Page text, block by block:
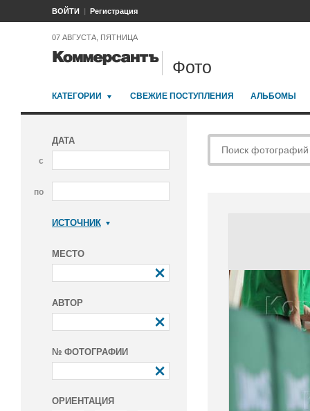
ВОЙТИ Регистрация
07 АВГУСТА, ПЯТНИЦА
Фото
КАТЕГОРИИ СВЕЖИЕ ПОСТУПЛЕНИЯ АЛЬБОМЫ
ДАТА
с
по
ИСТОЧНИК
МЕСТО
АВТОР
№ ФОТОГРАФИИ
ОРИЕНТАЦИЯ